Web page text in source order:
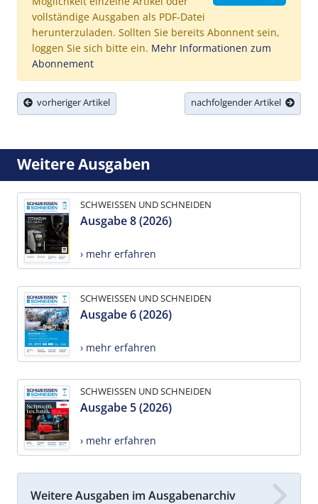
vollständige Ausgaben als PDF-Datei
herunterzuladen. Sollten Sie bereits Abonnent sein,
loggen Sie sich bitte ein. Mehr Informationen zum
Abonnement
vorheriger Artikel nachfolgender Artikel
Weitere Ausgaben
SCHWEISSEN UND SCHNEIDEN
Ausgabe 8 (2026)
› mehr erfahren
SCHWEISSEN UND SCHNEIDEN
Ausgabe 6 (2026)
› mehr erfahren
SCHWEISSEN UND SCHNEIDEN
Ausgabe 5 (2026)
› mehr erfahren
Weitere Ausgaben im Ausgabenarchiv